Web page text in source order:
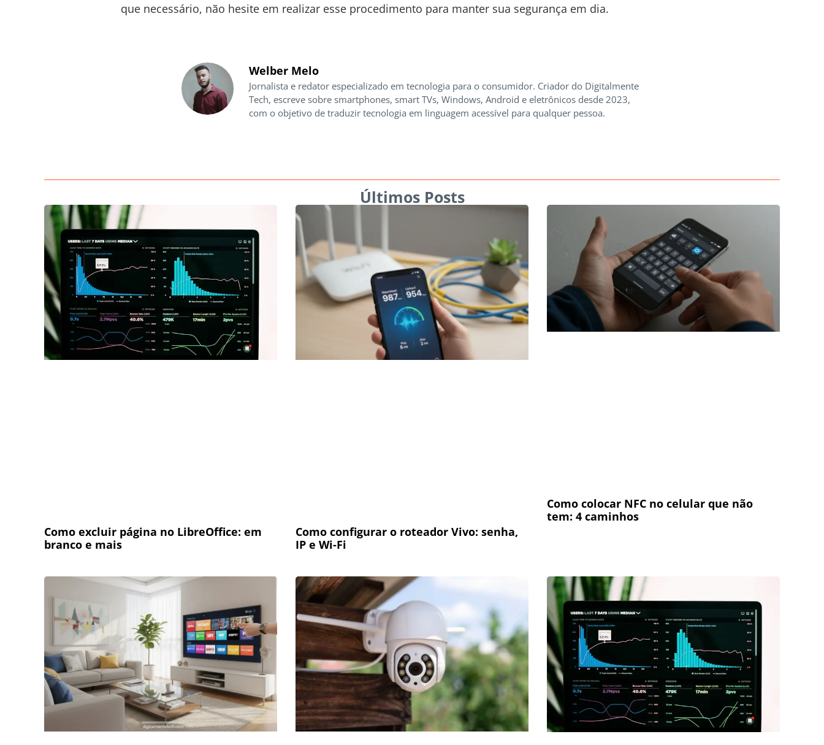
que necessário, não hesite em realizar esse procedimento para manter sua segurança em dia.
Welber Melo
Jornalista e redator especializado em tecnologia para o consumidor. Criador do Digitalmente
Tech, escreve sobre smartphones, smart TVs, Windows, Android e eletrônicos desde 2023,
com o objetivo de traduzir tecnologia em linguagem acessível para qualquer pessoa.
Últimos Posts
Como excluir página no LibreOffice: em
branco e mais
Como configurar o roteador Vivo: senha,
IP e Wi-Fi
Como colocar NFC no celular que não
tem: 4 caminhos